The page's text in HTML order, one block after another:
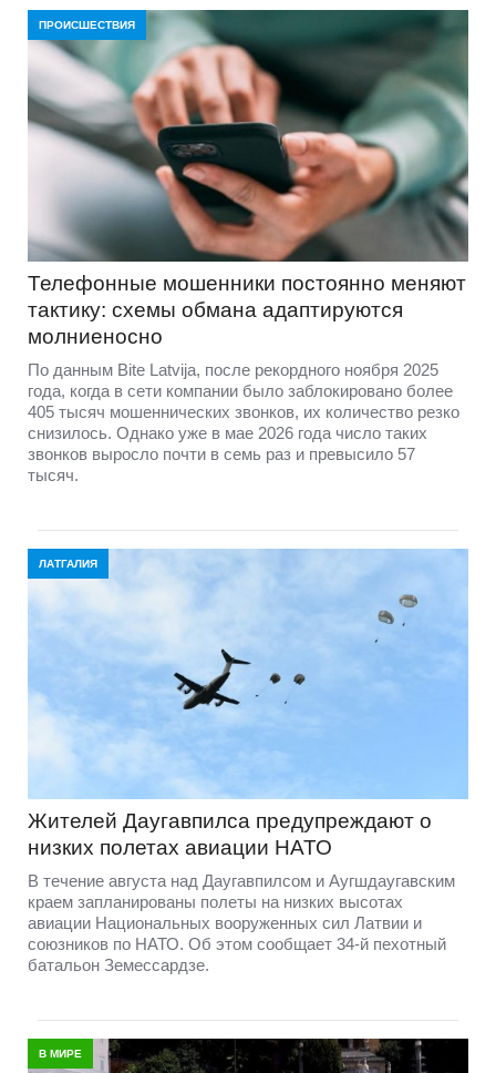
ПРОИСШЕСТВИЯ
Телефонные мошенники постоянно меняют
тактику: схемы обмана адаптируются
молниеносно
По данным Bite Latvija, после рекордного ноября 2025
года, когда в сети компании было заблокировано более
405 тысяч мошеннических звонков, их количество резко
снизилось. Однако уже в мае 2026 года число таких
звонков выросло почти в семь раз и превысило 57
тысяч.
ЛАТГАЛИЯ
Жителей Даугавпилса предупреждают о
низких полетах авиации НАТО
В течение августа над Даугавпилсом и Аугшдаугавским
краем запланированы полеты на низких высотах
авиации Национальных вооруженных сил Латвии и
союзников по НАТО. Об этом сообщает 34-й пехотный
батальон Земессардзе.
В МИРЕ